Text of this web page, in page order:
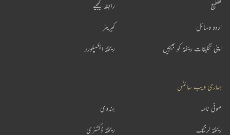
تقطیع
اردو وسائل
اپنی تخلیقات ریختہ کو بھیجیں
رابطہ کیجیے
کیریئر
ریختہ ایکسپلورر
ہماری ویب سائٹس
ہندوی صوفی نامہ
ریختہ ڈکشنری ریختہ لرننگ